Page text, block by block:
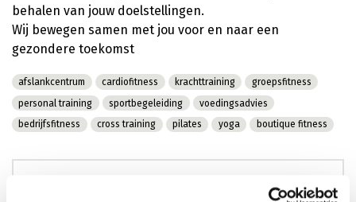
behalen van jouw doelstellingen.
Wij bewegen samen met jou voor en naar een
gezondere toekomst
afslankcentrum cardiofitness krachttraining
groepsfitness
personal training
sportbegeleiding
voedingsadvies
bedrijfsfitness
cross training pilates yoga boutique fitness